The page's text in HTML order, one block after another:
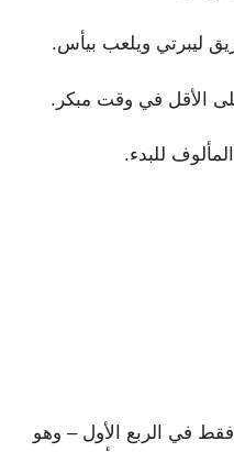
ليبرتي ويلعب بيأس.
الأقل في وقت مبكر.
ليبرتي 14 نقطة فقط في الربع الأول – وهو